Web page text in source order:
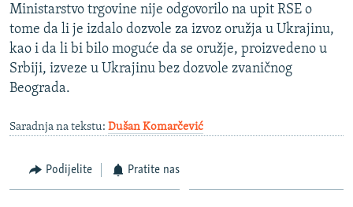
Ministarstvo trgovine nije odgovorilo na upit RSE o
tome da li je izdalo dozvole za izvoz oružja u Ukrajinu,
kao i da li bi bilo moguće da se oružje, proizvedeno u
Srbiji, izveze u Ukrajinu bez dozvole zvaničnog
Beograda.
Saradnja na tekstu: Dušan Komarčević
Podijelite Pratite nas